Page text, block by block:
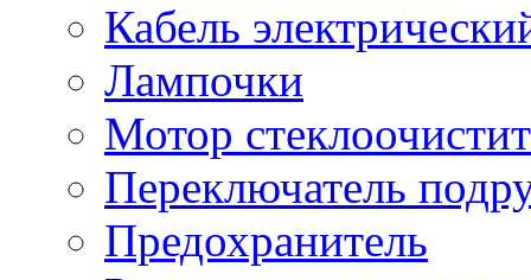
Кабель
Лампочки
Мотор
Переключатель
Предохранитель